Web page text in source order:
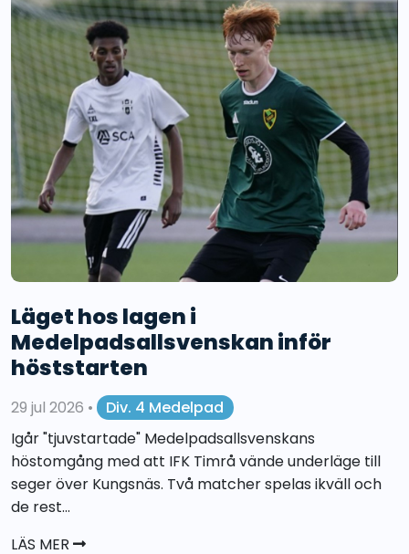
Läget hos lagen i
Medelpadsallsvenskan inför
höststarten
29 jul 2026 •
Div. 4 Medelpad
Igår "tjuvstartade" Medelpadsallsvenskans
höstomgång med att IFK Timrå vände underläge till
seger över Kungsnäs. Två matcher spelas ikväll och
de rest...
LÄS MER